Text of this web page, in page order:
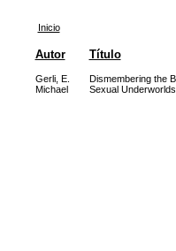
Inicio
Autor Título
Gerli, E.
Michael
Dismembering the
Sexual